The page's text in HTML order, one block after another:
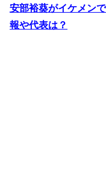
安部裕葵がイケメン
報や代表は？